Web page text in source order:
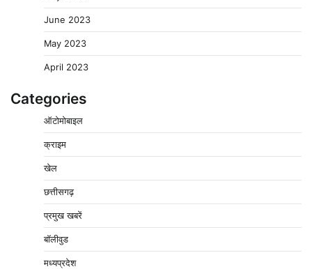
June 2023
May 2023
April 2023
Categories
ऑटोमोबाइल
क्राइम
खेल
छत्तीसगढ़
प्रमुख खबरें
बॉलीवुड
मध्यप्रदेश
क्लर्क को मिली कमान, ‘चाबी के खेल’ पर फिर उठे सवाल